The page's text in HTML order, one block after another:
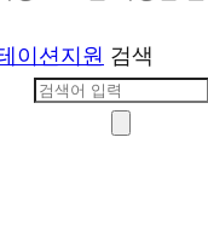
이션지원 검색